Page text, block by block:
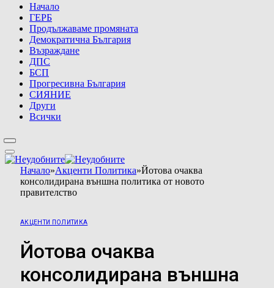
Начало
ГЕРБ
Продължаваме промяната
Демократична България
Възраждане
ДПС
БСП
Прогресивна България
СИЯНИЕ
Други
Всички
Начало»Акценти Политика»Йотова очаква
консолидирана външна политика от новото
правителство
АКЦЕНТИ ПОЛИТИКА
Йотова очаква
консолидирана външна